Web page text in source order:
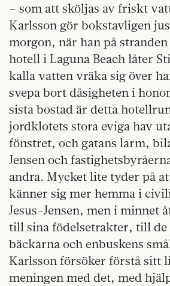
– som att sköljas av friskt
Karlsson gör bokstavligen
morgon, när han på
hotell i Laguna Beach låter
kalla vatten vräka sig över
svepa bort dåsigheten i
sista bostad är detta
jordklotets stora eviga hav
fönstret, och gatans larm,
Jensen och
andra. Mycket lite tyder på
känner sig mer hemma i
Jesus-Jensen, men i minnet
till sina födelsetrakter, till de
bäckarna och enbuskens
Karlsson försöker förstå sitt
meningen med det, med